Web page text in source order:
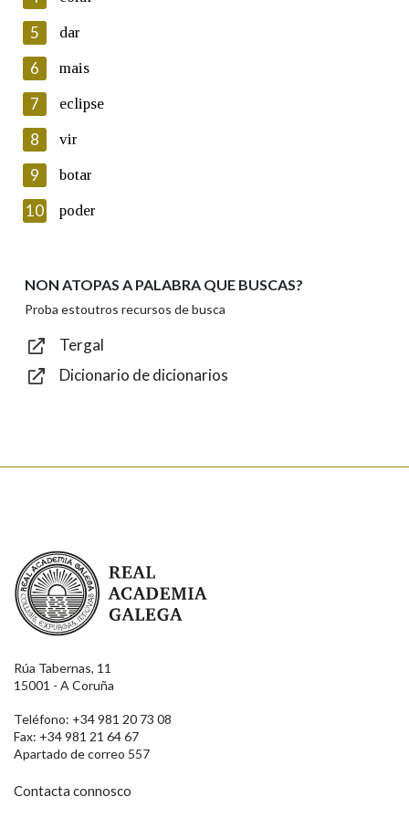
Lin e acepto as condicións da política de
Introduce o código que aparece na imaxe:
Texto de verificación
Enviar
5 dar
6 mais
7 eclipse
8 vir
9 botar
10 poder
NON ATOPAS A PALABRA QUE BUSCAS?
Proba estoutros recursos de busca
Tergal
Dicionario de dicionarios
Real Academia Galega
Rúa Tabernas, 11
15001 - A Coruña
Teléfono: +34 981 20 73 08
Fax: +34 981 21 64 67
Apartado de correo 557
Contacta connosco